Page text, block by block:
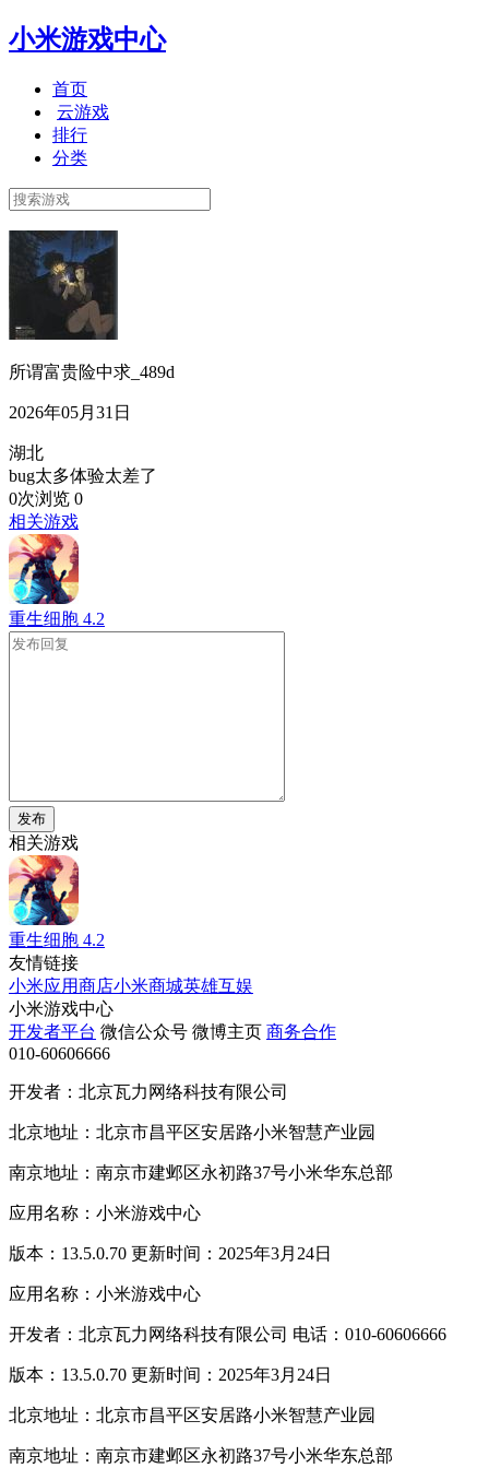
小米游戏中心
首页
云游戏
排行
分类
所谓富贵险中求_489d
2026年05月31日
湖北
bug太多体验太差了
0次浏览 0
相关游戏
重生细胞 4.2
发布
相关游戏
重生细胞 4.2
友情链接
小米应用商店小米商城英雄互娱
小米游戏中心
开发者平台 微信公众号 微博主页 商务合作
010-60606666
开发者：北京瓦力网络科技有限公司
北京地址：北京市昌平区安居路小米智慧产业园
南京地址：南京市建邺区永初路37号小米华东总部
应用名称：小米游戏中心
版本：13.5.0.70 更新时间：2025年3月24日
应用名称：小米游戏中心
开发者：北京瓦力网络科技有限公司 电话：010-60606666
版本：13.5.0.70 更新时间：2025年3月24日
北京地址：北京市昌平区安居路小米智慧产业园
南京地址：南京市建邺区永初路37号小米华东总部